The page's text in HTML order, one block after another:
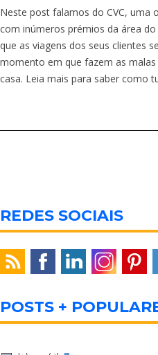
Neste post falamos do CVC, uma
com inúmeros prémios da área
que as viagens dos seus clientes
momento em que fazem as
casa. Leia mais para saber como
REDES SOCIAIS
POSTS +